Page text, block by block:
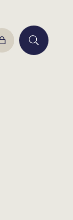
Belépés Keresés